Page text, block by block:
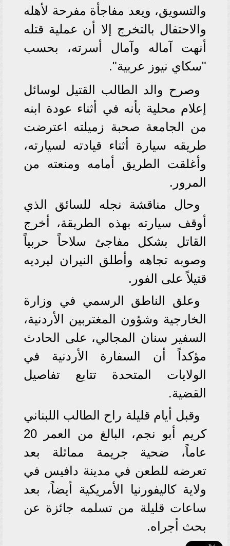
والتسويق، ويعد مفاجأة مفرحة لأهله
والاحتفال بالتخرج إلا أن عملية قتله
أنهت آماله وآمال أسرته، بحسب
"سكاي نيوز عربية".
وصرح والد الطالب القتيل لوسائل
إعلام محلية بأنه في أثناء عودة ابنه
من الجامعة صحبة زميلته اعترضت
طريقه سيارة أثناء قيادته لسيارته،
وأغلقت الطريق أمامه ومنعته من
المرور.
وحال مناقشة نجله للسائق الذي
أوقف سيارته بهذه الطريقة، أخرج
القاتل بشكل مفاجئ سلاحاً حربياً
وصوبه تجاهه وأطلق النيران ليرديه
قتيلاً على الفور.
وعلق الناطق الرسمي في وزارة
الخارجية وشؤون المغتربين الأردنية،
السفير سنان المجالي، على الحادث
مؤكداً أن السفارة الأردنية في
الولايات المتحدة تتابع تفاصيل
القضية.
وقبل أيام قليلة راح الطالب اللبناني
كريم أبو نجم، البالغ من العمر 20
عاماً، ضحية جريمة مماثلة بعد
تعرضه للطعن في مدينة دافيس في
ولاية كاليفورنيا الأمريكية أيضاً، بعد
ساعات قليلة من تسلمه جائزة عن
بحث أجراه.